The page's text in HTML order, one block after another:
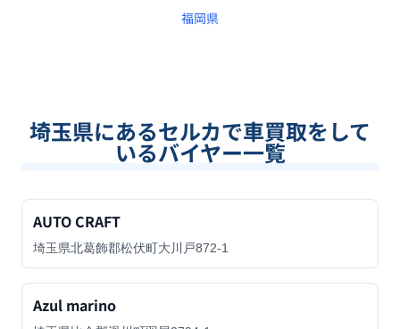
福岡県
埼玉県にあるセルカで車買取をして
いるバイヤー一覧
AUTO CRAFT
埼玉県北葛飾郡松伏町大川戸872-1
Azul marino